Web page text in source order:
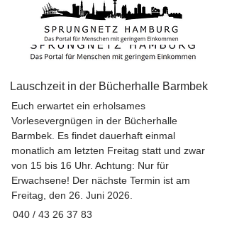
Lauschzeit in der Bücherhalle Barmbek
Euch erwartet ein erholsames
Vorlesevergnügen in der Bücherhalle
Barmbek. Es findet dauerhaft einmal
monatlich am letzten Freitag statt und zwar
von 15 bis 16 Uhr. Achtung: Nur für
Erwachsene! Der nächste Termin ist am
Freitag, den 26. Juni 2026.
040 / 43 26 37 83